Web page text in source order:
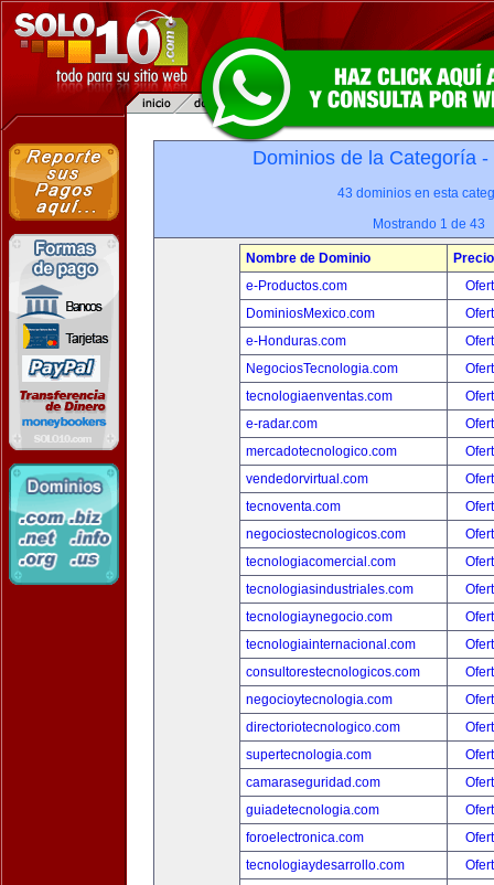
Dominios de la Categoría -
43 dominios en esta
Mostrando 1 de 43
Nombre de Dominio
Precio
e-Productos.com
DominiosMexico.com
e-Honduras.com
NegociosTecnologia.com
tecnologiaenventas.com
e-radar.com
mercadotecnologico.com
vendedorvirtual.com
tecnoventa.com
negociostecnologicos.com
tecnologiacomercial.com
tecnologiasindustriales.com
tecnologiaynegocio.com
tecnologiainternacional.com
consultorestecnologicos.com
negocioytecnologia.com
directoriotecnologico.com
supertecnologia.com
camaraseguridad.com
guiadetecnologia.com
foroelectronica.com
tecnologiaydesarrollo.com